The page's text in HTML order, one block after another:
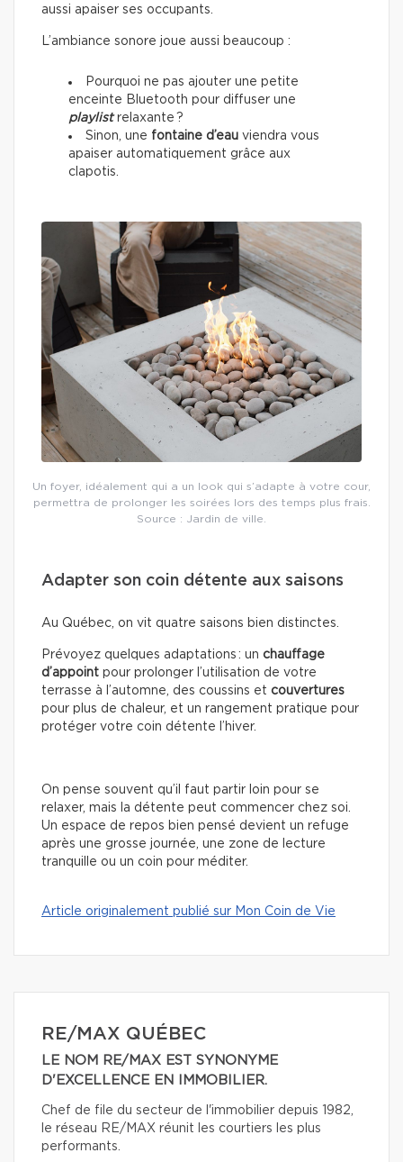
aussi apaiser ses occupants.
L’ambiance sonore joue aussi beaucoup :
Pourquoi ne pas ajouter une petite
enceinte Bluetooth pour diffuser une
playlistrelaxante ?
Sinon, une fontaine d’eau viendra vous
apaiser automatiquement grâce aux
clapotis.
Un foyer, idéalement qui a un look qui s’adapte à votre cour,
permettra de prolonger les soirées lors des temps plus frais.
Source : Jardin de ville.
Adapter son coin détente aux saisons
Au Québec, on vit quatre saisons bien distinctes.
Prévoyez quelques adaptations : un chauffage
d’appoint pour prolonger l’utilisation de votre
terrasse à l’automne, des coussins et couvertures
pour plus de chaleur, et un rangement pratique pour
protéger votre coin détente l’hiver.
On pense souvent qu’il faut partir loin pour se
relaxer, mais la détente peut commencer chez soi.
Un espace de repos bien pensé devient un refuge
après une grosse journée, une zone de lecture
tranquille ou un coin pour méditer.
Article originalement publié sur Mon Coin de Vie
RE/MAX QUÉBEC
LE NOM RE/MAX EST SYNONYME
D'EXCELLENCE EN IMMOBILIER.
Chef de file du secteur de l'immobilier depuis 1982,
le réseau RE/MAX réunit les courtiers les plus
performants.